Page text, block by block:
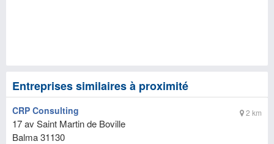
Entreprises similaires à proximité
2 km
CRP Consulting
17 av Saint Martin de Boville
Balma31130